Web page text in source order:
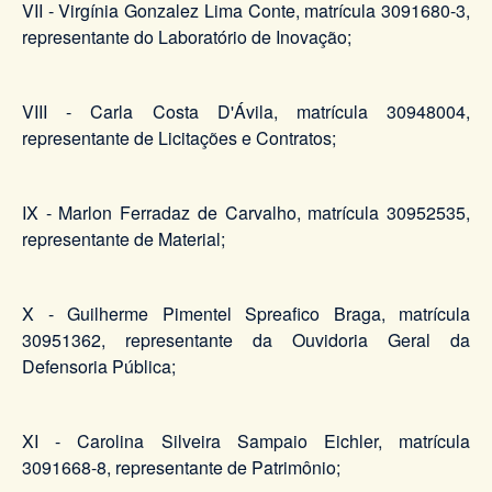
VII - Virgínia Gonzalez Lima Conte, matrícula 3091680-3,
representante do Laboratório de Inovação;
VIII - Carla Costa D'Ávila, matrícula 30948004,
representante de Licitações e Contratos;
IX - Marlon Ferradaz de Carvalho, matrícula 30952535,
representante de Material;
X - Guilherme Pimentel Spreafico Braga, matrícula
30951362, representante da Ouvidoria Geral da
Defensoria Pública;
XI - Carolina Silveira Sampaio Eichler, matrícula
3091668-8, representante de Patrimônio;